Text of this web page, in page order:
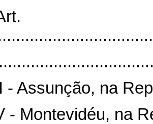
- Assunção, na
- Montevidéu, na